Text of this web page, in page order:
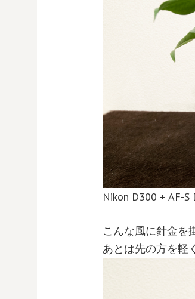
Nikon D300 + AF-
こんな風に針金を
あとは先の方を軽